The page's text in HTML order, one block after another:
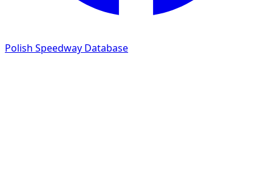
Polish Speedway Database